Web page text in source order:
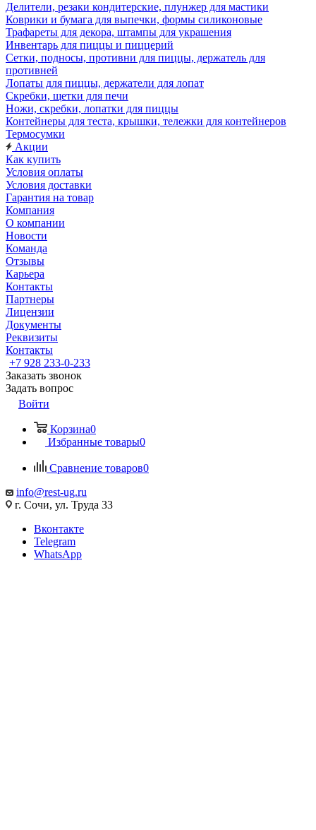
Делители, резаки кондитерские, плунжер для мастики
Коврики и бумага для выпечки, формы силиконовые
Трафареты для декора, штампы для украшения
Инвентарь для пиццы и пиццерий
Сетки, подносы, противни для пиццы, держатель для
противней
Лопаты для пиццы, держатели для лопат
Скребки, щетки для печи
Ножи, скребки, лопатки для пиццы
Контейнеры для теста, крышки, тележки для контейнеров
Термосумки
Акции
Как купить
Условия оплаты
Условия доставки
Гарантия на товар
Компания
О компании
Новости
Команда
Отзывы
Карьера
Контакты
Партнеры
Лицензии
Документы
Реквизиты
Контакты
+7 928 233-0-233
Заказать звонок
Задать вопрос
Войти
Корзина0
Избранные товары0
Сравнение товаров0
info@rest-ug.ru
г. Сочи, ул. Труда 33
Вконтакте
Telegram
WhatsApp